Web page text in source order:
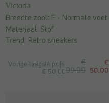
Victoria
Vorige laagste prijs:
€ 50,00
€
99,99
€
50,00
Breedte zool: F - Normale voet
Materiaal: Stof
Trend: Retro sneakers